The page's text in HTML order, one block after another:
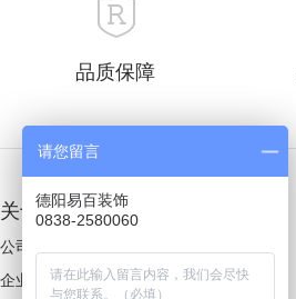
品质保障
关于易百
公司简介
企业文化
美式风格
请您留言
德阳易百装饰
0838-2580060